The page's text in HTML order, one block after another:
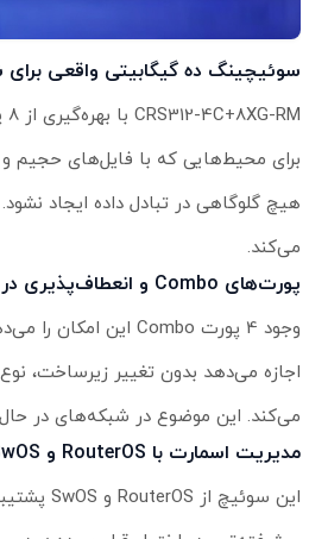
سوئیچینگ ده گیگابیتی واقعی
هیچ گلوگاهی در تبادل داده ایجاد
می‌کند.
پورت‌های Combo و انعطاف‌پذیری در اتصال
می‌کند. این موضوع در شبکه‌های در
مدیریت اسمارت با RouterOS و SwOS